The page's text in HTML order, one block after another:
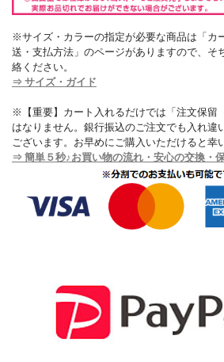
※サイズ・カラーの指定が必要な商品は「カ
送・支払方法」のページがありますので、そ
絡ください。
⇒ サイズ・ガイド
※【重要】カート入れるだけでは「注文保留
はなりません。銀行振込のご注文でも入れ違
ございます。お早めにご購入いただけると幸
⇒ 簡単５秒♪お買い物の流れ・安心の交換・